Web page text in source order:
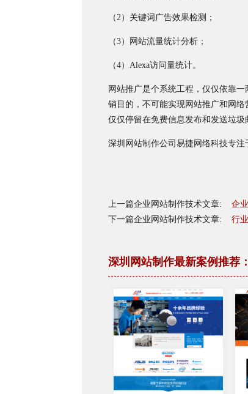
（2）关键词广告效果检测；
（3）网站流量统计分析；
（4）Alexa访问量统计。
网站推广是个系统工程，仅仅依靠
销目的，不可能实现网站推广和网
仅仅停留在免费信息发布和发送垃圾
深圳网站制作公司易捷网络科技专注
上一篇企业网站制作技术文章: 企
下一篇企业网站制作技术文章: 行
深圳网站制作最新案例推荐：